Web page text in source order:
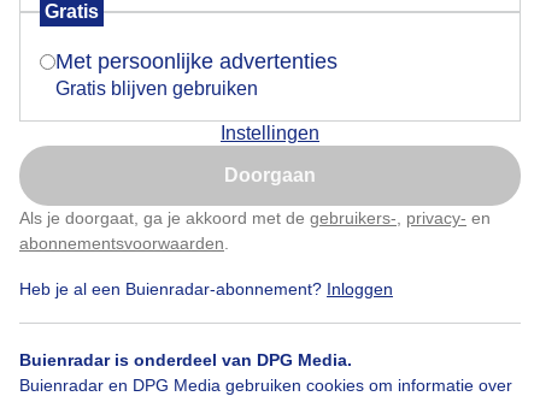
Gratis
Met persoonlijke advertenties
Gratis blijven gebruiken
Instellingen
Doorgaan
Als je doorgaat, ga je akkoord met de gebruikers- privacy- en
abonnementsvoorwaarden
Heb je al een Buienradar-abonnement? Inloggen
Buienradar is onderdeel van DPG Media.
Buienradar en DPG Media gebruiken cookies om informatie over
Door: Janneke Middendorp Gemaakt: 19-07-2025, 59x bekeken
Is goed, toon de popup
Nu niet, misschien later
Klik hierom dit aan te passen